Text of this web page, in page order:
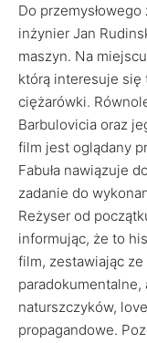
Do
inżynier Jan
maszyn. Na
którą interesuje się
ciężarówki.
Barbulovicia oraz
film jest oglądany
Fabuła nawiązuje
zadanie do
Reżyser od
informując, że to
film, zestawiając
naturszczyków,
propagandowe.